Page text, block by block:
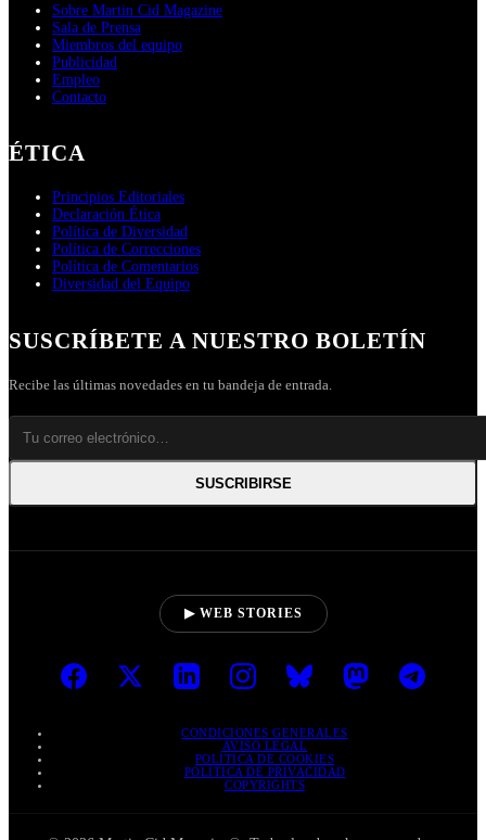
Sobre Martin Cid Magazine
Sala de Prensa
Miembros del equipo
Publicidad
Empleo
Contacto
ÉTICA
Principios Editoriales
Declaración Ética
Política de Diversidad
Política de Correcciones
Política de Comentarios
Diversidad del Equipo
SUSCRÍBETE A NUESTRO BOLETÍN
Recibe las últimas novedades en tu bandeja de entrada.
SUSCRIBIRSE
▶ WEB STORIES
CONDICIONES GENERALES
AVISO LEGAL
POLÍTICA DE COOKIES
POLÍTICA DE PRIVACIDAD
COPYRIGHTS